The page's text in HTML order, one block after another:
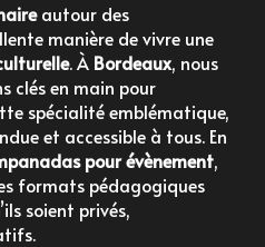
autour des
manière de vivre une
. À Bordeaux, nous
clés en main pour
spécialité emblématique,
et accessible à tous. En
pour évènement,
formats pédagogiques
soient privés,